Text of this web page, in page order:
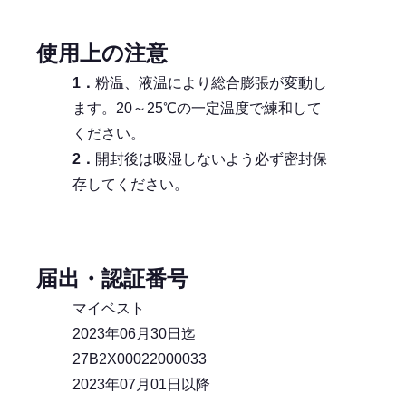
使用上の注意
1． 粉温、液温により総合膨張が変動し
ます。20～25℃の一定温度で練和して
ください。
2． 開封後は吸湿しないよう必ず密封保
存してください。
届出・認証番号
マイベスト
2023年06月30日迄
27B2X00022000033
2023年07月01日以降